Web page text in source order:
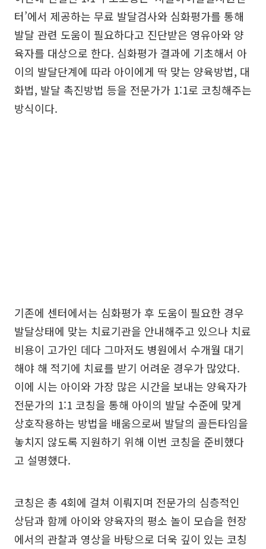
터’에서 제공하는 무료 발달검사와 심화평가를 통해
발달 관련 도움이 필요하다고 진단받은 영유아와 양
육자를 대상으로 한다. 심화평가 결과에 기초해서 아
이의 발달단계에 따라 아이에게 딱 맞는 양육방법, 대
화법, 발달 촉진방법 등을 전문가가 1:1로 코칭해주는
방식이다.
기존에 센터에서는 심화평가 후 도움이 필요한 경우
발달상태에 맞는 치료기관을 안내해주고 있으나 치료
비용이 고가인 데다 그마저도 병원에서 수개월 대기
해야 해 적기에 치료를 받기 어려운 경우가 많았다.
이에 시는 아이와 가장 많은 시간을 보내는 양육자가
전문가의 1:1 코칭을 통해 아이의 발달 수준에 맞게
상호작용하는 방법을 배움으로써 발달의 골든타임을
놓치지 않도록 지원하기 위해 이번 코칭을 준비했다
고 설명했다.
코칭은 총 4회에 걸쳐 이뤄지며 전문가의 심층적인
상담과 함께 아이와 양육자의 평소 놀이 모습을 현장
에서의 관찰과 영상을 바탕으로 더욱 깊이 있는 코칭